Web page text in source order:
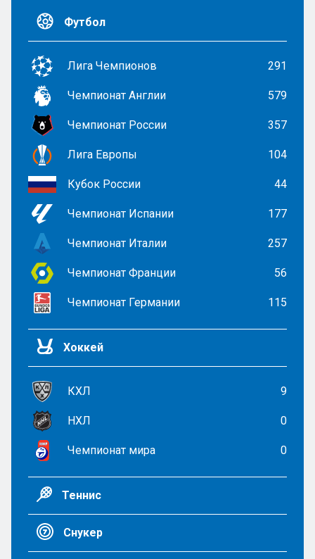
Футбол
Лига Чемпионов 291
Чемпионат Англии 579
Чемпионат России 357
Лига Европы 104
Кубок России 44
Чемпионат Испании 177
Чемпионат Италии 257
Чемпионат Франции 56
Чемпионат Германии 115
Хоккей
КХЛ 9
НХЛ 0
Чемпионат мира 0
Теннис
Снукер